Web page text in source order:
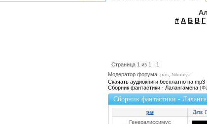
# А Б В Г
Страница 1 из 1
1
Модератор форума: pas Nikoniya
Скачать аудиокниги бесплатно на
Сборник фантастики - Лалангамена
Сборник фантастики -
pas Дата:
Генералиссимус